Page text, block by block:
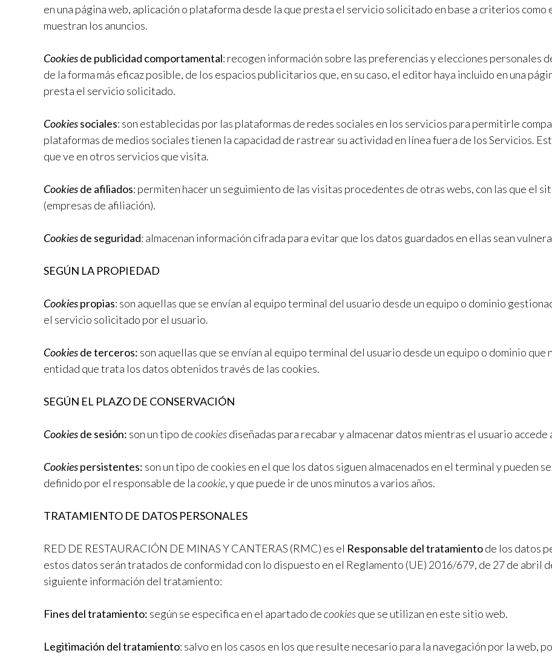
en una página web, aplicación o plataforma desde la que presta el servicio solicitado en base a criterios
muestran los anuncios.
Cookiesde publicidad comportamental: recogen información sobre las preferencias y elecciones personales
de la forma más eficaz posible, de los espacios publicitarios que, en su caso, el editor haya incluido en una
presta el servicio solicitado.
Cookiessociales: son establecidas por las plataformas de redes sociales en los servicios para permitirle
plataformas de medios sociales tienen la capacidad de rastrear su actividad en línea fuera de los Servicios.
que ve en otros servicios que visita.
Cookiesde afiliados: permiten hacer un seguimiento de las visitas procedentes de otras webs, con las que el
(empresas de afiliación).
Cookiesde seguridad: almacenan información cifrada para evitar que los datos guardados en ellas sean
SEGÚN LA PROPIEDAD
Cookiespropias: son aquellas que se envían al equipo terminal del usuario desde un equipo o dominio
el servicio solicitado por el usuario.
Cookiesde terceros: son aquellas que se envían al equipo terminal del usuario desde un equipo o dominio
entidad que trata los datos obtenidos través de las cookies.
SEGÚN EL PLAZO DE CONSERVACIÓN
Cookiesde sesión: son un tipo decookiesdiseñadas para recabar y almacenar datos mientras el usuario accede
Cookiespersistentes: son un tipo de cookies en el que los datos siguen almacenados en el terminal y pueden
definido por el responsable de lacookie, y que puede ir de unos minutos a varios años.
TRATAMIENTO DE DATOS PERSONALES
RED DE RESTAURACIÓN DE MINAS Y CANTERAS (RMC) es el Responsable del tratamientode los datos
estos datos serán tratados de conformidad con lo dispuesto en el Reglamento (UE) 2016/679, de 27 de abril
siguiente información del tratamiento:
Fines del tratamiento: según se especifica en el apartado decookiesque se utilizan en este sitio web.
Legitimación del tratamiento: salvo en los casos en los que resulte necesario para la navegación por la web,